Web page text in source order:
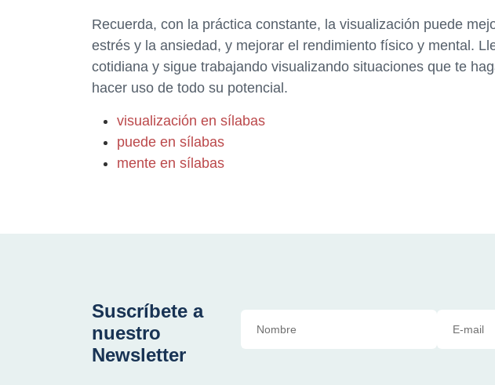
Recuerda, con la práctica constante, la visualización puede
estrés y la ansiedad, y mejorar el rendimiento físico y mental.
cotidiana y sigue trabajando visualizando situaciones que te
hacer uso de todo su potencial.
visualización en sílabas
puede en sílabas
mente en sílabas
Suscríbete a
nuestro
Newsletter